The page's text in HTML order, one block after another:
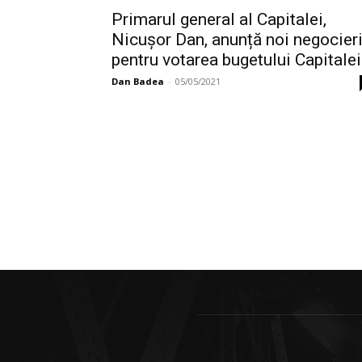
Primarul general al Capitalei,
Nicușor Dan, anunță noi negocieri
pentru votarea bugetului Capitalei
Dan Badea - 05/05/2021